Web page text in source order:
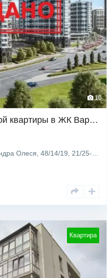
10
Продажа 1 ком просторной квартиры в ЖК Варшавский 2!
Квартира